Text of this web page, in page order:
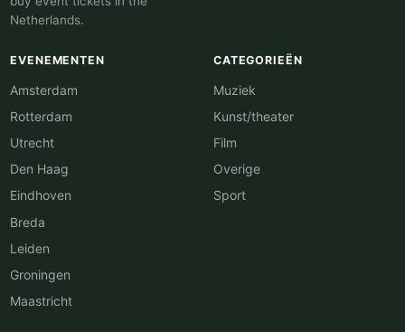
Netherlands.
EVENEMENTEN
Amsterdam
Rotterdam
Utrecht
Den Haag
Eindhoven
Breda
Leiden
Groningen
Maastricht
CATEGORIEËN
Muziek
Kunst/theater
Film
Overige
Sport